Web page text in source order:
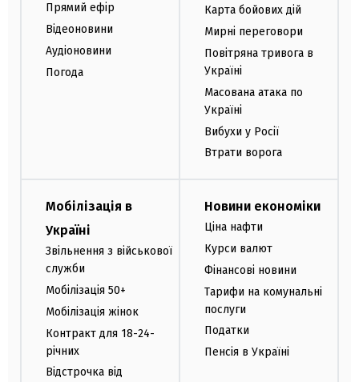
Прямий ефір
Відеоновини
Аудіоновини
Погода
Карта бойових дій
Мирні переговори
Повітряна тривога в
Україні
Масована атака по
Україні
Вибухи у Росії
Втрати ворога
Мобілізація в
Україні
Звільнення з військової
служби
Мобілізація 50+
Мобілізація жінок
Контракт для 18-24-
річних
Відстрочка від
Новини економіки
Ціна нафти
Курси валют
Фінансові новини
Тарифи на комунальні
послуги
Податки
Пенсія в Україні